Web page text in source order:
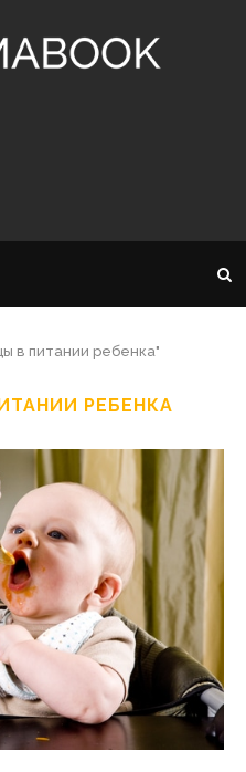
в питании ребенка"
РЕБЕНКА